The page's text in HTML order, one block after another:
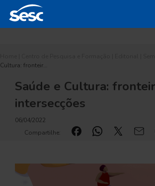
Cultura: fronteir…
Saúde e Cultura:
intersecções
06/04/2022
Compartilhe: